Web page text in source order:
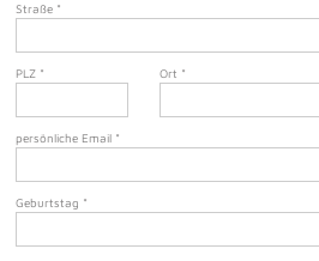
Straße *
PLZ * Ort *
persönliche Email *
Geburtstag *